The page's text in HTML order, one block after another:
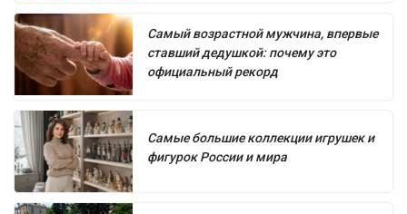
Самый возрастной мужчина, впервые
ставший дедушкой: почему это
официальный рекорд
Самые большие коллекции игрушек и
фигурок России и мира